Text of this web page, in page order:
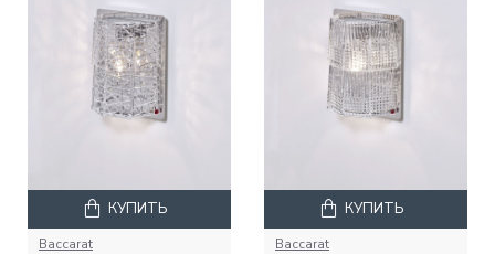
Baccarat
КУПИТЬ
Baccarat
КУПИТЬ